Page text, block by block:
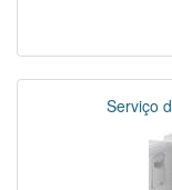
Serviço